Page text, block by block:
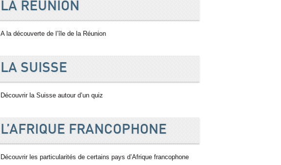
LA RÉUNION
A la découverte de l’île de la Réunion
LA SUISSE
Découvrir la Suisse autour d’un quiz
L’AFRIQUE FRANCOPHONE
Découvrir les particularités de certains pays d’Afrique francophone